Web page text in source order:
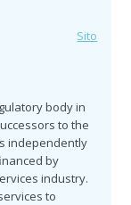
Sito
body in
to the
independently
by
industry.
to